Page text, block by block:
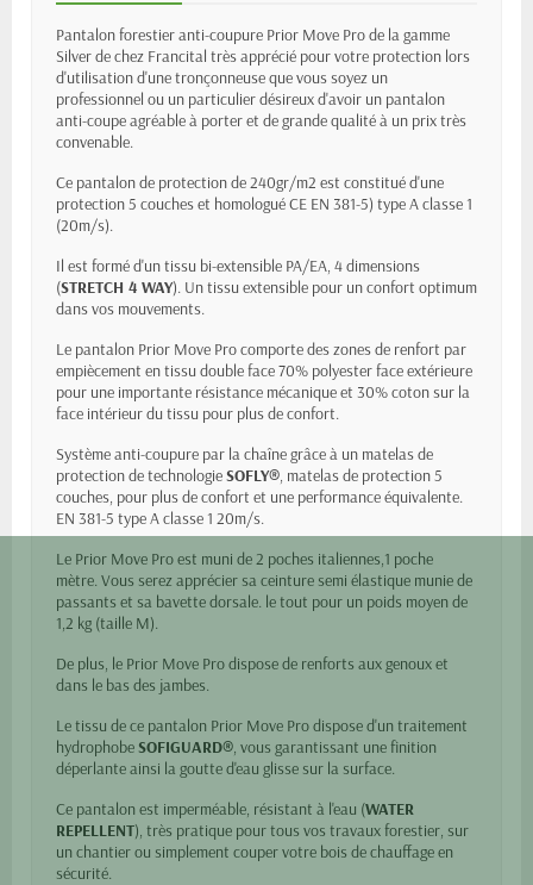
Pantalon forestier anti-coupure Prior Move Pro de la gamme
Silver de chez Francital très apprécié pour votre protection lors
d'utilisation d'une tronçonneuse que vous soyez un
professionnel ou un particulier désireux d'avoir un pantalon
anti-coupe agréable à porter et de grande qualité à un prix très
convenable.
Ce pantalon de protection de 240gr/m2 est constitué d'une
protection 5 couches et homologué CE EN 381-5) type A classe 1
(20m/s).
Il est formé d'un tissu bi-extensible PA/EA, 4 dimensions
(STRETCH 4 WAY). Un tissu extensible pour un confort optimum
dans vos mouvements.
Le pantalon Prior Move Pro comporte des zones de renfort par
empiècement en tissu double face 70% polyester face extérieure
pour une importante résistance mécanique et 30% coton sur la
face intérieur du tissu pour plus de confort.
Système anti-coupure par la chaîne grâce à un matelas de
protection de technologieSOFLY® , matelas de protection 5
couches, pour plus de confort et une performance équivalente.
EN 381-5 type A classe 1 20m/s.
Le Prior Move Pro est muni de 2 poches italiennes,1 poche
mètre. Vous serez apprécier sa ceinture semi élastique munie de
passants et sa bavette dorsale. le tout pour un poids moyen de
1,2 kg (taille M).
De plus, le Prior Move Pro dispose de renforts aux genoux et
dans le bas des jambes.
Le tissu de ce pantalon Prior Move Pro dispose d'un traitement
hydrophobeSOFIGUARD® , vous garantissant une finition
déperlante ainsi la goutte d'eau glisse sur la surface.
Ce pantalon est imperméable, résistant à l'eau (WATER
REPELLENT), très pratique pour tous vos travaux forestier, sur
un chantier ou simplement couper votre bois de chauffage en
sécurité.